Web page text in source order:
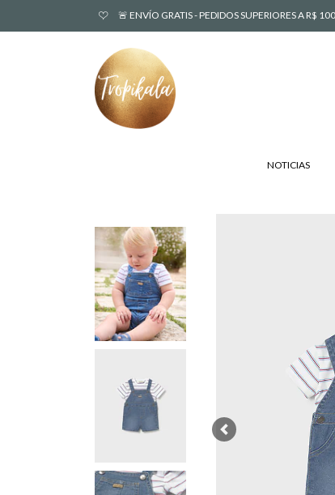
🚨 ENVÍO GRATIS - PEDIDOS SUPERIORES A R$
NOTICIAS
Previous